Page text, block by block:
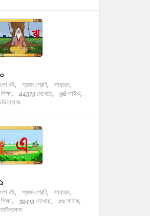
বই, প্রথম শ্রেণি,
সাধারন,
44373 দেখেছে,
96 লাইক,
বই, প্রথম শ্রেণি,
সাধারন,
39413 দেখেছে,
72 লাইক,